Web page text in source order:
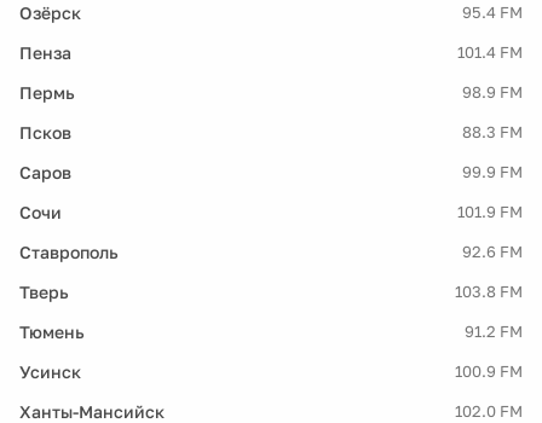
Озёрск 95.4 FM
Пенза 101.4 FM
Пермь 98.9 FM
Псков 88.3 FM
Саров 99.9 FM
Сочи 101.9 FM
Ставрополь 92.6 FM
Тверь 103.8 FM
Тюмень 91.2 FM
Усинск 100.9 FM
Ханты-Мансийск 102.0 FM